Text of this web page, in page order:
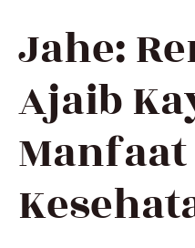
Jahe:
Ajaib